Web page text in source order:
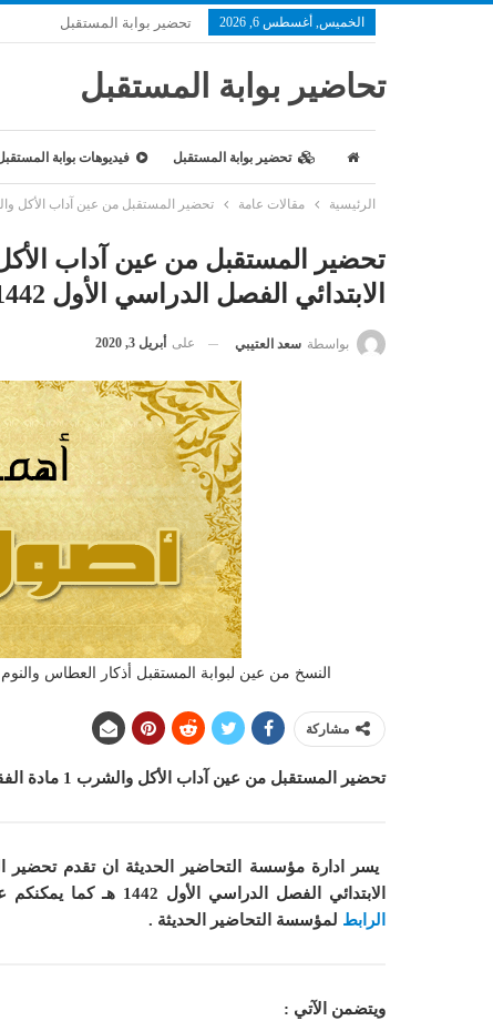
الخميس, أغسطس 6, 2026 تحضير بوابة المستقبل
تحاضير بوابة المستقبل
تحضير بوابة المستقبل فيديوهات بوابة
الرئيسية مقالات عامة تحضير المستقبل من عين آداب الأكل والشرب 1 مادة الفقه الصف الثاني الابتدائي الفصل
الابتدائي الفصل الدراسي الأول 1442 هـ
بواسطة سعد العتيبي على أبريل 3, 2020
النسخ من عين لبوابة المستقبل أذكار العطاس والنوم
مشاركة
تحضير المستقبل من عين آداب الأكل والشرب 1 مادة
يسر ادارة مؤسسة التحاضير الحديثة ان
الابتدائي الفصل الدراسي الأول 1442 هـ
كما يمكنكم
الرابط لمؤسسة التحاضير الحديثة .
ويتضمن الآتي :